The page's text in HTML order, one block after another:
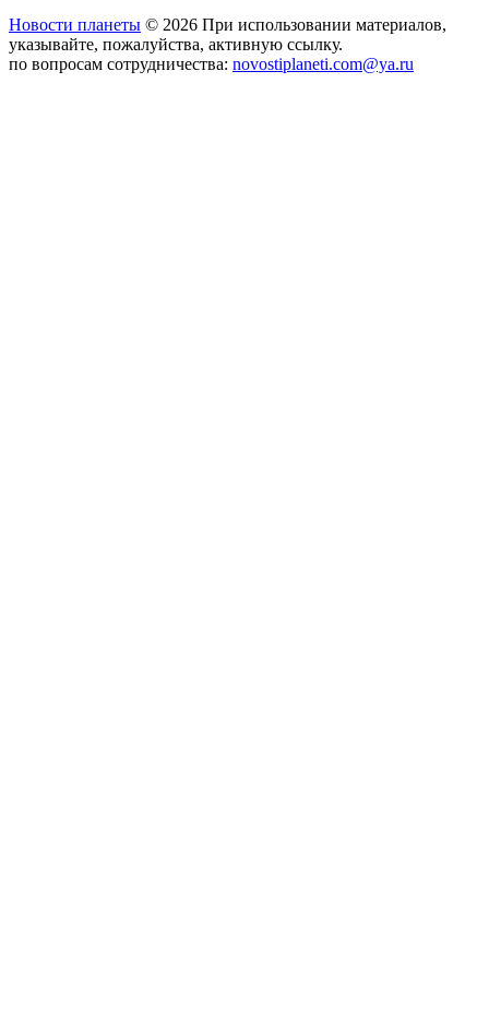
Новости планеты © 2026 При использовании материалов,
указывайте, пожалуйства, активную ссылку.
по вопросам сотрудничества: novostiplaneti.com@ya.ru